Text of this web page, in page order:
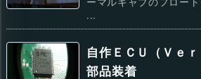
...
自作ＥＣＵ（Ｖｅ
部品装着